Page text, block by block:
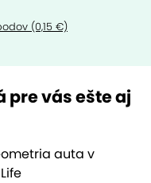
(0,15 €)
pre vás ešte aj
auta v